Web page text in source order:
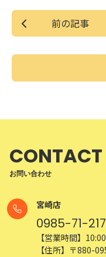
前の記事
CONTACT
お問い合わせ
宮崎店
0985-71-
【営業時間】
【住所】〒880-